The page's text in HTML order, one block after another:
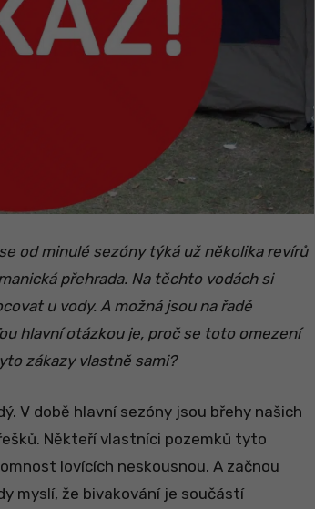
od minulé sezóny týká už několika revírů
přehrada. Na těchto vodách si
u vody. A možná jsou na řadě
hlavní otázkou je, proč se toto omezení
zákazy vlastně sami?
V době hlavní sezóny jsou břehy našich
Někteří vlastníci pozemků tyto
lovících neskousnou. A začnou
myslí, že bivakování je součástí